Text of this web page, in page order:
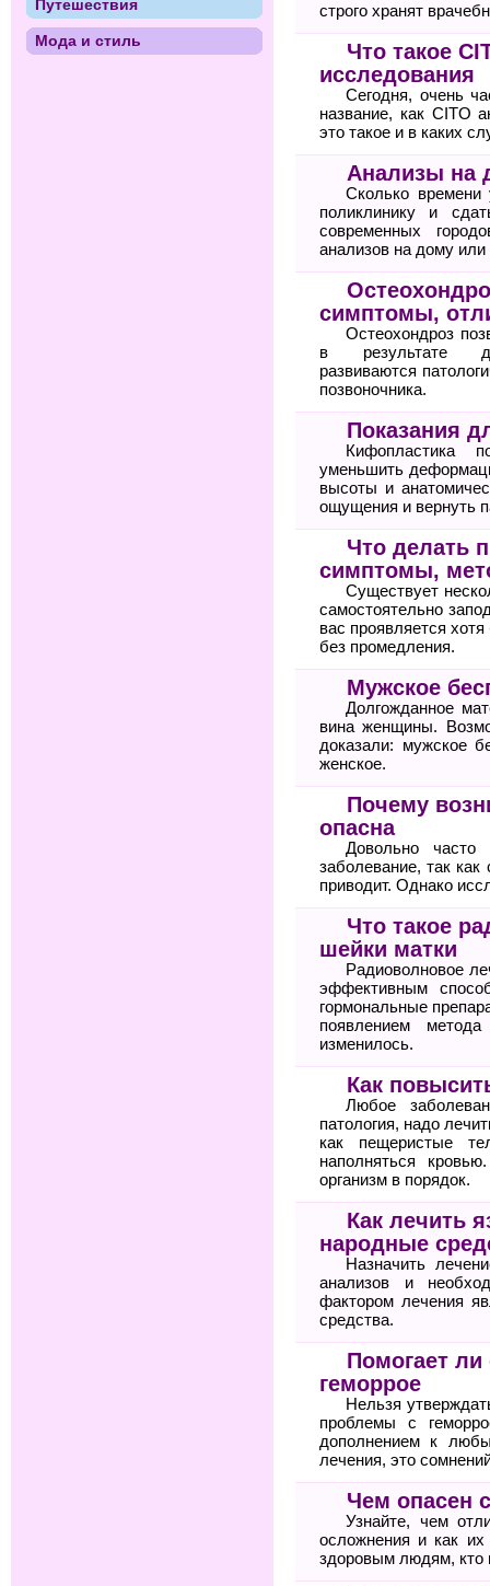
строго хранят
Что такое
исследования
Сегодня, очень
название, как CITO
это такое и в каких
Анализы на
Сколько
поликлинику и
современных
анализов на дому
симптомы,
Остеохондроз
в результате
развиваются
позвоночника.
Показания
Кифопластика
уменьшить
высоты и
ощущения и вернуть
Что делать
симптомы,
Существует
самостоятельно
вас проявляется
без промедления.
Мужское
Долгожданное
вина женщины.
доказали: мужское
женское.
Почему
опасна
Довольно часто
заболевание, так
приводит. Однако
Что такое
шейки матки
Радиоволновое
эффективным
гормональные
появлением
изменилось.
Как
Любое
патология, надо
как пещеристые
наполняться
организм в порядок.
Как лечить
народные
Назначить
анализов и
фактором лечения
средства.
Помогает
геморрое
Нельзя
проблемы с
дополнением к
лечения, это
Чем опасен
Узнайте, чем
осложнения и как
здоровым людям, кто
Путешествия
Мода и стиль